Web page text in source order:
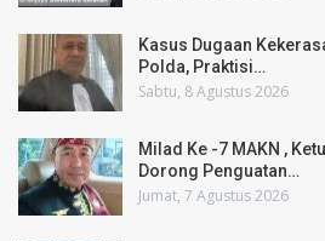
Kasus Dugaan
Polda, Praktisi…
Sabtu, 8 Agustus 2026
Milad Ke -7 MAKN ,
Dorong Penguatan…
Jumat, 7 Agustus 2026